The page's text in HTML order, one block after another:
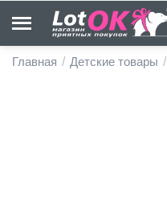
Главная / Детские товары /